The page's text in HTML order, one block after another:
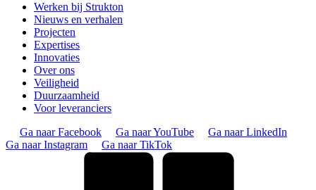
Werken bij Strukton
Nieuws en verhalen
Projecten
Expertises
Innovaties
Over ons
Veiligheid
Duurzaamheid
Voor leveranciers
Ga naar Facebook
Ga naar YouTube
Ga naar LinkedIn
Ga naar Instagram
Ga naar TikTok